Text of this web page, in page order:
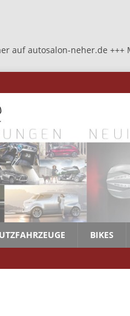
neher.de +++ Mehr als 1,5
BIKES